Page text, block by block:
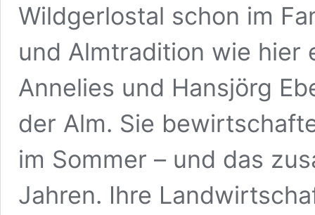
Wildgerlostal schon im
und Almtradition wie hier
Annelies und Hansjörg
der Alm. Sie
im Sommer – und das
Jahren. Ihre